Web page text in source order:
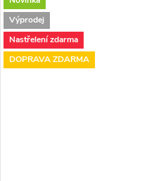
Výprodej
Nastřelení zdarma
DOPRAVA ZDARMA